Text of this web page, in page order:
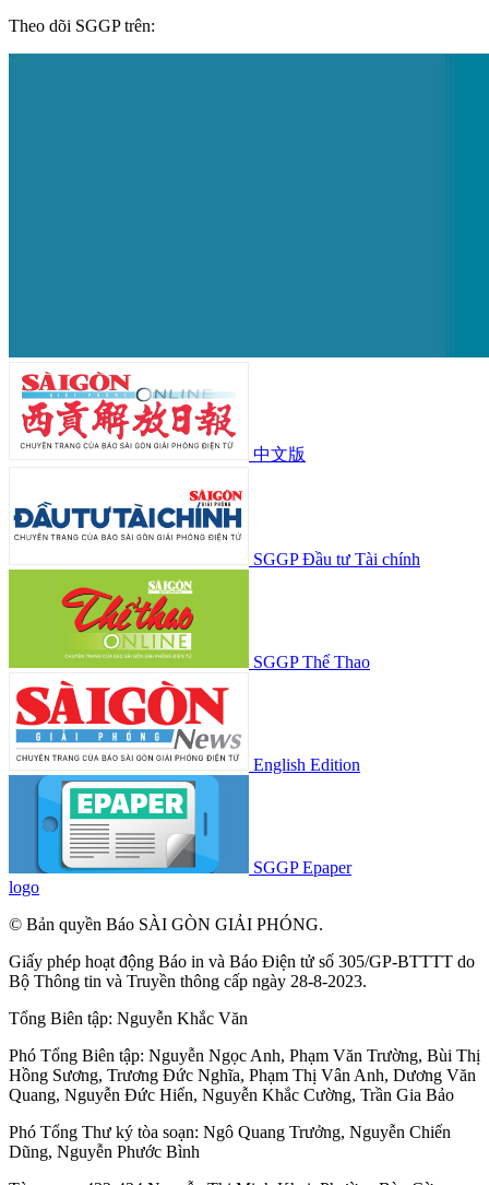
Theo dõi SGGP trên:
中文版
SGGP Đầu tư Tài chính
SGGP Thể Thao
English Edition
SGGP Epaper
logo
© Bản quyền Báo SÀI GÒN GIẢI PHÓNG.
Giấy phép hoạt động Báo in và Báo Điện tử số 305/GP-BTTTT do
Bộ Thông tin và Truyền thông cấp ngày 28-8-2023.
Tổng Biên tập: Nguyễn Khắc Văn
Phó Tổng Biên tập: Nguyễn Ngọc Anh, Phạm Văn Trường, Bùi Thị
Hồng Sương, Trương Đức Nghĩa, Phạm Thị Vân Anh, Dương Văn
Quang, Nguyễn Đức Hiển, Nguyễn Khắc Cường, Trần Gia Bảo
Phó Tổng Thư ký tòa soạn: Ngô Quang Trưởng, Nguyễn Chiến
Dũng, Nguyễn Phước Bình